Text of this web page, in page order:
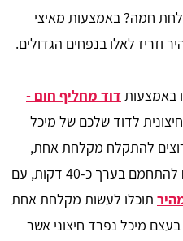
חמה? באמצעות מאיצי
וזריז לאלו בנפחים הגדולים.
באמצעות דוד מחליף חום -
לדוד שלכם של מיכל
להתקלח מקלחת אחת,
למיכל בנפח של 200 ליטרים ייקח להתחמם בערך כ-40 דקות, עם
תוכלו לעשות מקלחת אחת
מיכל נפרד חיצוני אשר